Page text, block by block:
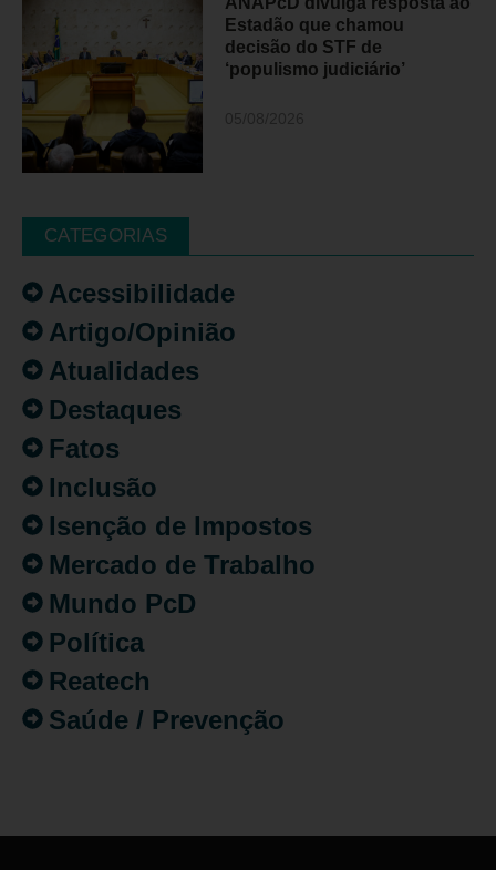
Estadão que chamou
decisão do STF de
‘populismo judiciário’
CATEGORIAS
Acessibilidade
Artigo/Opinião
Atualidades
Destaques
Fatos
Inclusão
Isenção de Impostos
Mercado de Trabalho
Mundo PcD
Política
Reatech
Saúde / Prevenção